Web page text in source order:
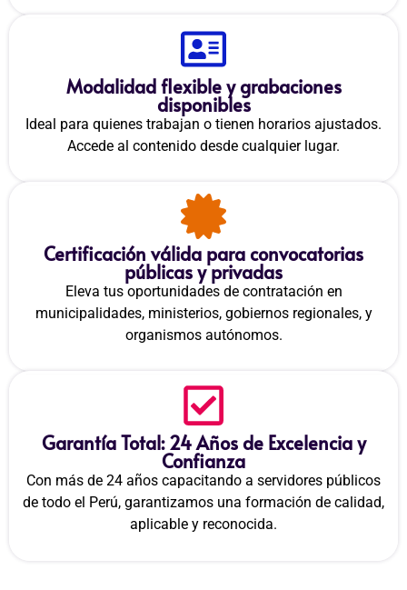
Modalidad flexible y grabaciones
disponibles
Ideal para quienes trabajan o tienen horarios ajustados.
Accede al contenido desde cualquier lugar.
Certificación válida para convocatorias
públicas y privadas
Eleva tus oportunidades de contratación en
municipalidades, ministerios, gobiernos regionales, y
organismos autónomos.
Garantía Total: 24 Años de Excelencia y
Confianza
Con más de 24 años capacitando a servidores públicos
de todo el Perú, garantizamos una formación de calidad,
aplicable y reconocida.